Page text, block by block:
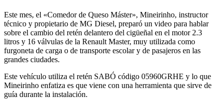
Este mes, el «Comedor de Queso Máster», Mineirinho, instructor
técnico y propietario de MG Diesel, preparó un video para hablar
sobre el cambio del retén delantero del cigüeñal en el motor 2.3
litros y 16 válvulas de la Renault Master, muy utilizada como
furgoneta de carga o de transporte escolar y de pasajeros en las
grandes ciudades.
Este vehículo utiliza el retén SABÓ código 05960GRHE y lo que
Mineirinho enfatiza es que viene con una herramienta que sirve de
guía durante la instalación.